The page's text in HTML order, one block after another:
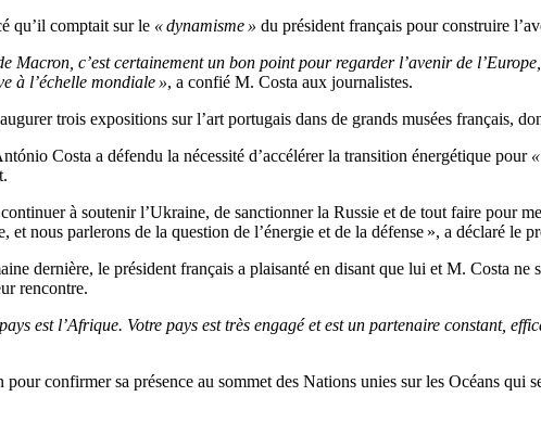
qu’il comptait sur le « dynamisme » du président français pour construire
Macron, c’est certainement un bon point pour regarder l’avenir de
à l’échelle mondiale », a confié M. Costa aux journalistes.
trois expositions sur l’art portugais dans de grands musées français,
Costa a défendu la nécessité d’accélérer la transition énergétique pour«
à soutenir l’Ukraine, de sanctionner la Russie et de tout faire pour
et nous parlerons de la question de l’énergie et de la défense », a déclaré le
dernière, le président français a plaisanté en disant que lui et M. Costa
rencontre.
est l’Afrique. Votre pays est très engagé et est un partenaire constant,
confirmer sa présence au sommet des Nations unies sur les Océans qui